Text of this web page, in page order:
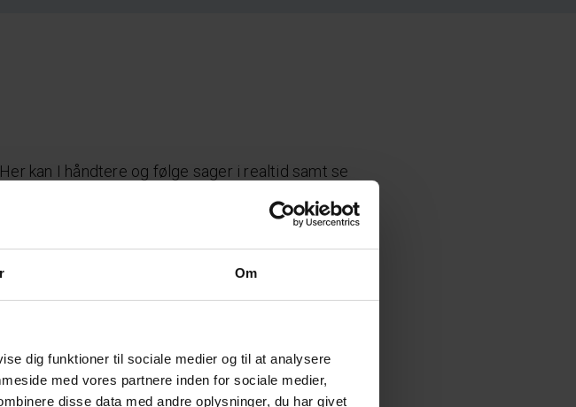
Om
dig funktioner til sociale medier og til at analysere
med vores partnere inden for sociale medier,
disse data med andre oplysninger, du har givet
kan I håndtere og følge sager i realtid samt se
detaljerede sagsoplysninger og mulighed for at
med nye data. I kan selv vælge, hvordan der skal